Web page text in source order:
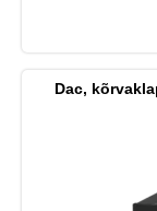
Dac,